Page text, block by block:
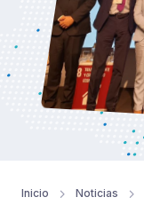
Inicio Noticias